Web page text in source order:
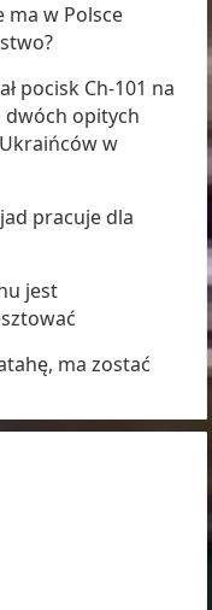
ma w Polsce
pocisk Ch-101 na
opitych
w
pracuje dla
jest
ma zostać